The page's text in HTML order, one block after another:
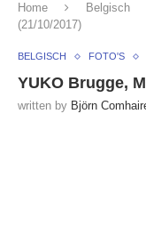
Home Belgisch
(21/10/2017)
BELGISCH FOTO'S
YUKO Brugge,
written by Björn